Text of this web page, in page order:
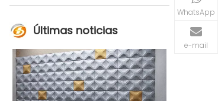
Últimas noticias
WhatsApp
e-mail